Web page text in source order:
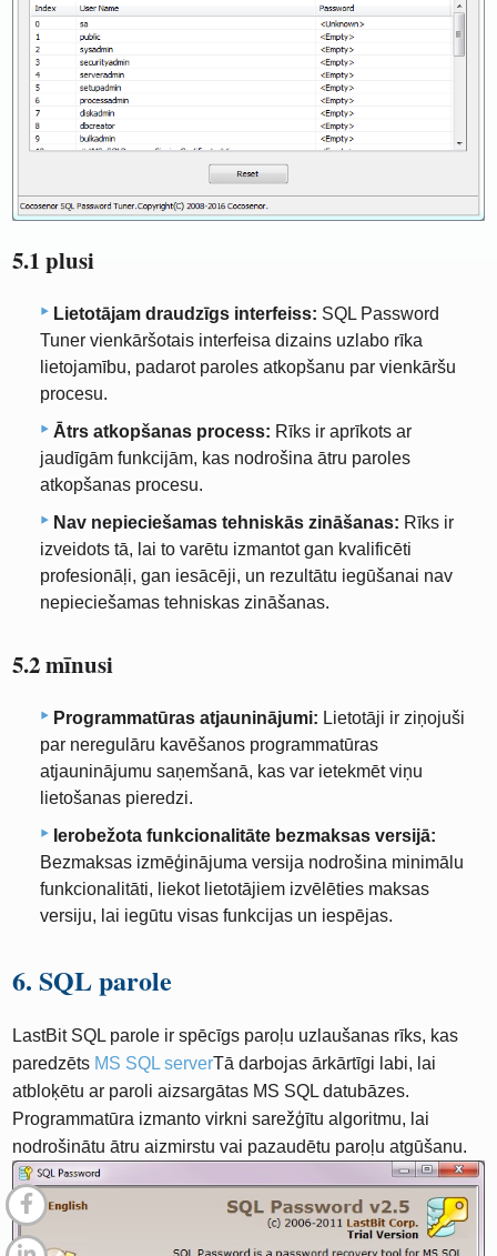
5.1 plusi
Lietotājam draudzīgs interfeiss: SQL Password
Tuner vienkāršotais interfeisa dizains uzlabo rīka
lietojamību, padarot paroles atkopšanu par vienkāršu
procesu.
Ātrs atkopšanas process: Rīks ir aprīkots ar
jaudīgām funkcijām, kas nodrošina ātru paroles
atkopšanas procesu.
Nav nepieciešamas tehniskās zināšanas: Rīks ir
izveidots tā, lai to varētu izmantot gan kvalificēti
profesionāļi, gan iesācēji, un rezultātu iegūšanai nav
nepieciešamas tehniskas zināšanas.
5.2 mīnusi
Programmatūras atjauninājumi: Lietotāji ir ziņojuši
par neregulāru kavēšanos programmatūras
atjauninājumu saņemšanā, kas var ietekmēt viņu
lietošanas pieredzi.
Ierobežota funkcionalitāte bezmaksas versijā:
Bezmaksas izmēģinājuma versija nodrošina minimālu
funkcionalitāti, liekot lietotājiem izvēlēties maksas
versiju, lai iegūtu visas funkcijas un iespējas.
6. SQL parole
LastBit SQL parole ir spēcīgs paroļu uzlaušanas rīks, kas
paredzēts MS SQL serverTā darbojas ārkārtīgi labi, lai
atbloķētu ar paroli aizsargātas MS SQL datubāzes.
Programmatūra izmanto virkni sarežģītu algoritmu, lai
nodrošinātu ātru aizmirstu vai pazaudētu paroļu atgūšanu.